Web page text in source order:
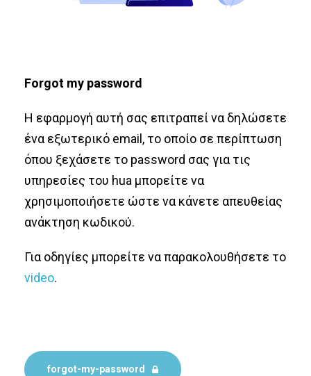
Forgot my password
Η εφαρμογή αυτή σας επιτραπεί να δηλώσετε
ένα εξωτερικό email, το οποίο σε περίπτωση
όπου ξεχάσετε το password σας για τις
υπηρεσίες του hua μπορείτε να
χρησιμοποιήσετε ώστε να κάνετε απευθείας
ανάκτηση κωδικού.
Για οδηγίες μπορείτε να παρακολουθήσετε το
video.
forgot-my-password